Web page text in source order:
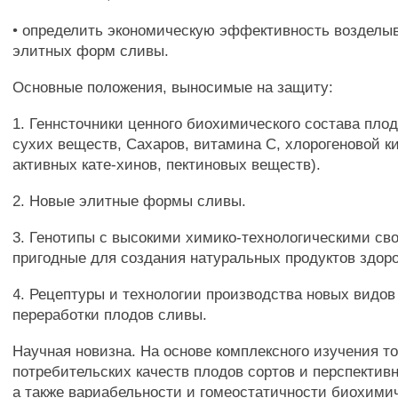
• определить экономическую эффективность
элитных форм сливы.
Основные положения, выносимые на защиту:
1. Геннсточники ценного биохимического состава
сухих веществ, Сахаров, витамина С, хлорогеновой
активных кате-хинов, пектиновых веществ).
2. Новые элитные формы сливы.
3. Генотипы с высокими химико-технологическими
пригодные для создания натуральных продуктов
4. Рецептуры и технологии производства новых видов
переработки плодов сливы.
Научная новизна. На основе комплексного изучения
потребительских качеств плодов сортов и
а также вариабельности и гомеостатичности